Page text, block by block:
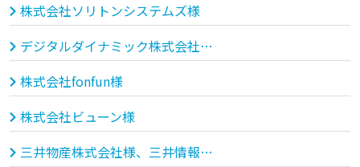
株式会社ソリトンシステムズ様
デジタルダイナミック株式会社、モルゲンロット株式会社様
株式会社fonfun様
株式会社ビューン様
三井物産株式会社様、三井情報株式会社様